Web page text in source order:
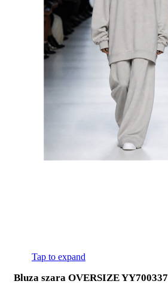
Tap to expand
Bluza szara OVERSIZE YY700337